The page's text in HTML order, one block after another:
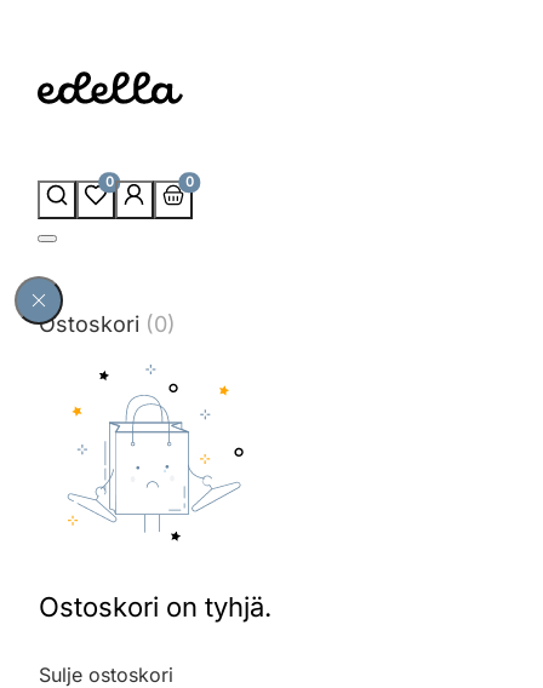
0 0
Ostoskori (0)
Ostoskori on tyhjä.
Sulje ostoskori